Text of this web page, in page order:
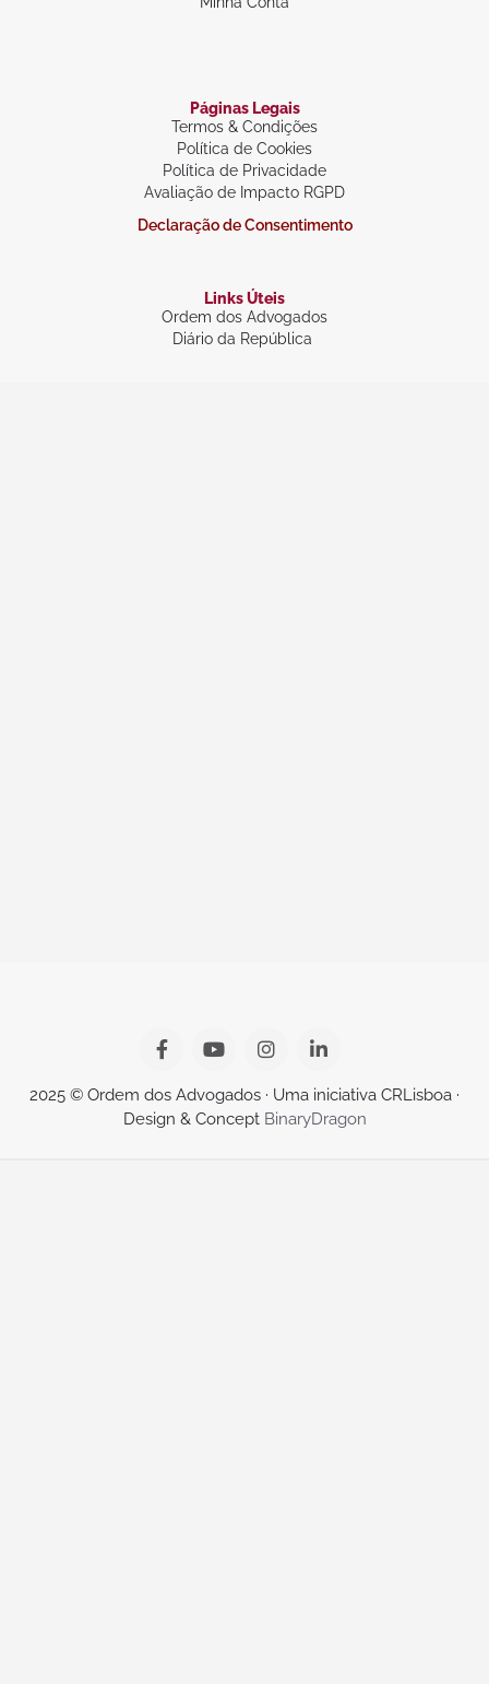
Páginas Legais
Termos & Condições
Política de Cookies
Política de Privacidade
Avaliação de Impacto RGPD
Declaração de Consentimento
Links Úteis
Ordem dos Advogados
Diário da República
2025 © Ordem dos Advogados · Uma iniciativa CRLisboa ·
Design & Concept BinaryDragon